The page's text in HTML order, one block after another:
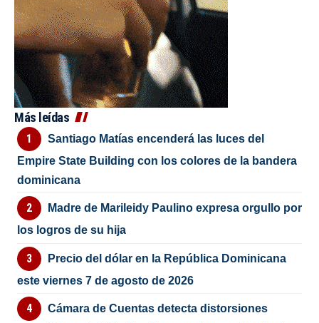
Más leídas
Santiago Matías encenderá las luces del
Empire State Building con los colores de la bandera
dominicana
Madre de Marileidy Paulino expresa orgullo por
los logros de su hija
Precio del dólar en la República Dominicana
este viernes 7 de agosto de 2026
Cámara de Cuentas detecta distorsiones